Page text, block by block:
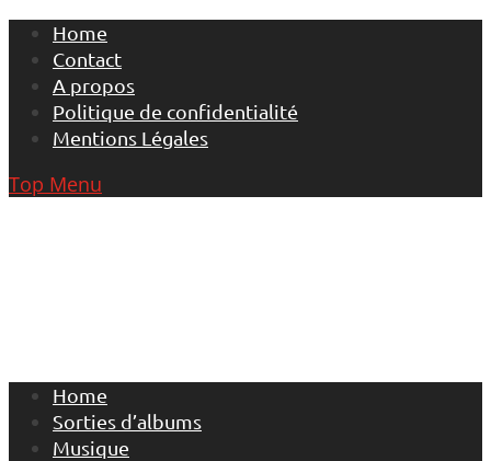
Skip
content
Home
Contact
A propos
Politique de confidentialité
Mentions Légales
Top Menu
Home
Sorties d’albums
Musique